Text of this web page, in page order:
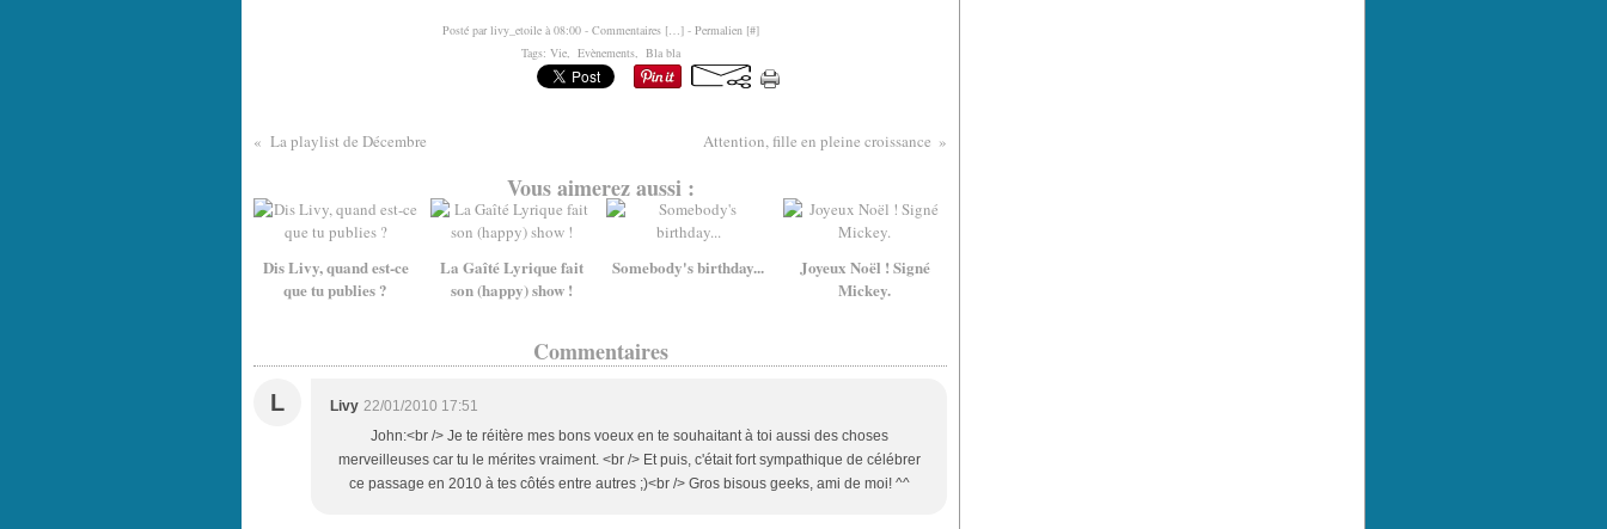
Posté par livy_etoile à 08:00 - Commentaires […]- Permalien [#]
Tags: Vie, Evènements, Bla bla
La playlist de Décembre Attention, fille en pleine croissance
Vous aimerez aussi :
Dis Livy, quand est-ce
que tu publies ?
La Gaîté Lyrique fait
son (happy) show !
Somebody's birthday...
Joyeux Noël ! Signé
Mickey.
Commentaires
L Livy 22/01/2010 17:51
John:<br /> Je te réitère mes bons voeux en te souhaitant à toi aussi des choses
merveilleuses car tu le mérites vraiment. <br /> Et puis, c'était fort sympathique de célébrer
ce passage en 2010 à tes côtés entre autres ;)<br /> Gros bisous geeks, ami de moi! ^^